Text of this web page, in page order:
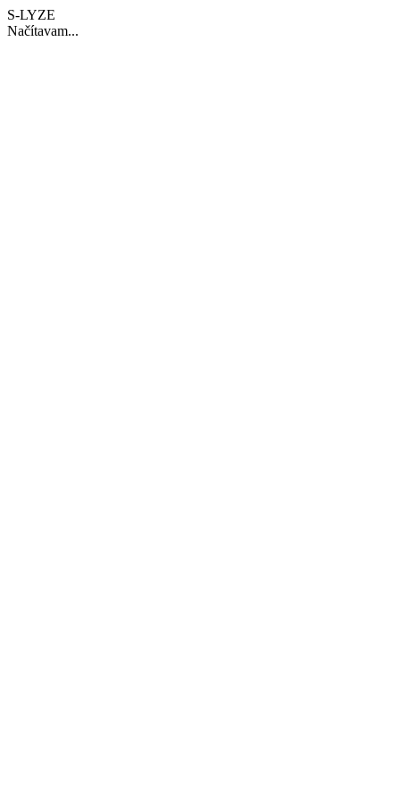
S-LYZE
Načítavam...